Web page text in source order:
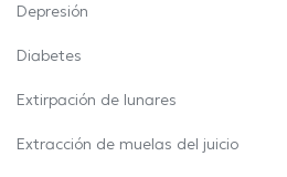
Depresión
Diabetes
Extirpación de lunares
Extracción de muelas del juicio